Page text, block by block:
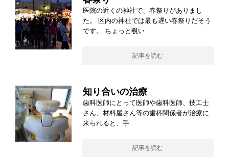
医院の近くの神社で、春祭りがありまし
た。 区内の神社では最も遅い春祭りだそう
です。 ちょっと覗い
記事を読む
知り合いの治療
歯科医師にとって医師や歯科医師、技工士
さん、材料屋さん等の歯科関係者が治療に
来られると、手
記事を読む